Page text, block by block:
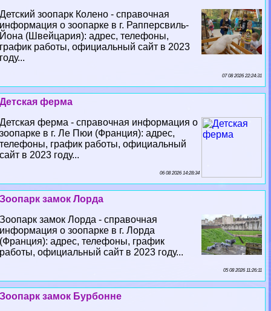
Детский зоопарк Колено - справочная
информация о зоопарке в г. Рапперсвиль-
Йона (Швейцария): адрес, телефоны,
график работы, официальный сайт в 2023
году...
07 08 2026 22:24:31
Детская ферма
Детская ферма - справочная информация о
зоопарке в г. Ле Пюи (Франция): адрес,
телефоны, график работы, официальный
сайт в 2023 году...
06 08 2026 14:28:34
Зоопарк замок Лорда
Зоопарк замок Лорда - справочная
информация о зоопарке в г. Лорда
(Франция): адрес, телефоны, график
работы, официальный сайт в 2023 году...
05 08 2026 11:26:11
Зоопарк замок Бурбонне